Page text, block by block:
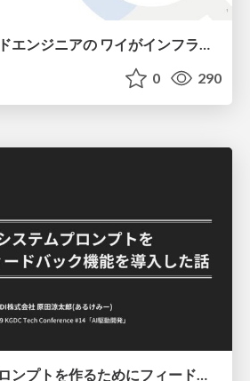
え？フロントエンドエンジニアの ワイがインフラも！？
0 290
最高のシステムプロンプトを作るためにフィードバック機能を導入した話